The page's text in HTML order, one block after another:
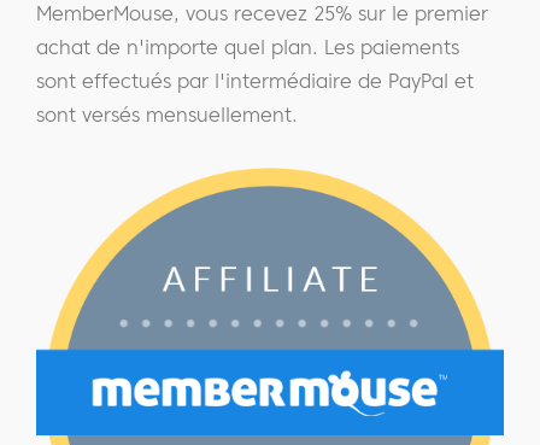
MemberMouse, vous recevez 25% sur le premier
achat de n'importe quel plan. Les paiements
sont effectués par l'intermédiaire de PayPal et
sont versés mensuellement.